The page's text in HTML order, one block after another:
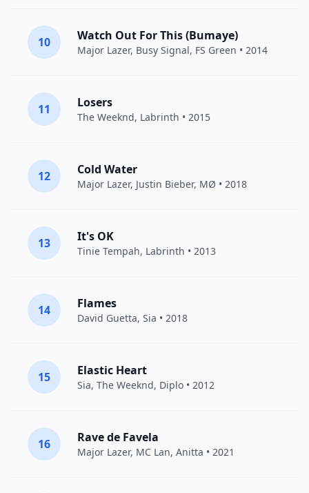
10 Watch Out For This (Bumaye)
Major Lazer, Busy Signal, FS Green • 2014
11 Losers
The Weeknd, Labrinth • 2015
12 Cold Water
Major Lazer, Justin Bieber, MØ • 2018
13 It's OK
Tinie Tempah, Labrinth • 2013
14 Flames
David Guetta, Sia • 2018
15 Elastic Heart
Sia, The Weeknd, Diplo • 2012
16 Rave de Favela
Major Lazer, MC Lan, Anitta • 2021